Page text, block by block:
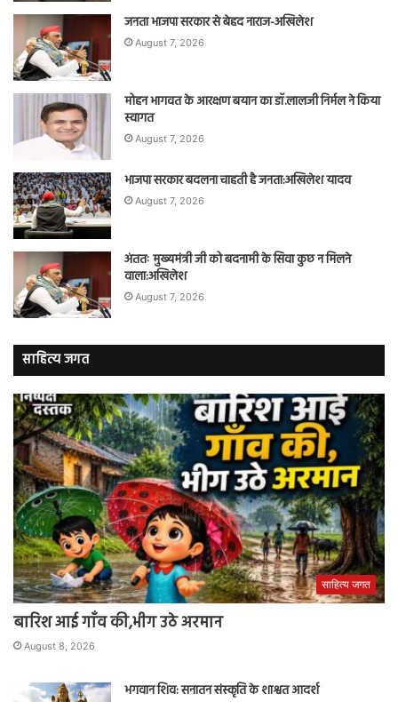
जनता भाजपा सरकार से बेहद नाराज-अखिलेश
August 7, 2026
मोहन भागवत के आरक्षण बयान का डॉ.लालजी निर्मल ने किया
स्वागत
August 7, 2026
भाजपा सरकार बदलना चाहती है जनता:अखिलेश यादव
August 7, 2026
अंततः मुख्यमंत्री जी को बदनामी के सिवा कुछ न मिलने
वाला:अखिलेश
August 7, 2026
साहित्य जगत
साहित्य जगत
बारिश आई गाँव की,भीग उठे अरमान
August 8, 2026
भगवान शिव: सनातन संस्कृति के शाश्वत आदर्श